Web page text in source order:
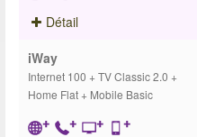
Détail
iWay
Internet 100 + TV Classic 2.0 +
Home Flat + Mobile Basic